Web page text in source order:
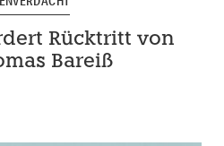
Rücktritt von
Bareiß